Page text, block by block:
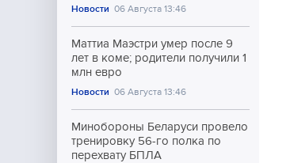
Новости 06 Августа 13:46
Маттиа Маэстри умер после 9
лет в коме; родители получили 1
млн евро
Новости 06 Августа 13:46
Минобороны Беларуси провело
тренировку 56-го полка по
перехвату БПЛА